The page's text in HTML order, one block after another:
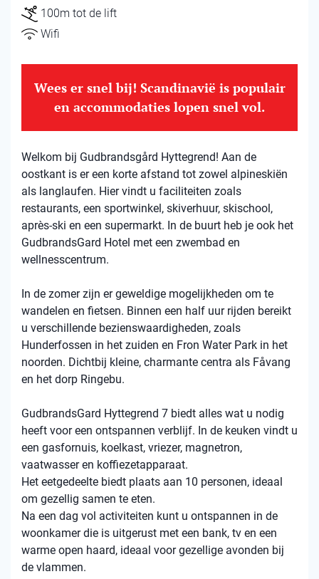
100m tot de lift
Wifi
Wees er snel bij! Scandinavië is populair
en accommodaties lopen snel vol.
Welkom bij Gudbrandsgård Hyttegrend! Aan de
oostkant is er een korte afstand tot zowel alpineskiën
als langlaufen. Hier vindt u faciliteiten zoals
restaurants, een sportwinkel, skiverhuur, skischool,
après-ski en een supermarkt. In de buurt heb je ook het
GudbrandsGard Hotel met een zwembad en
wellnesscentrum.
In de zomer zijn er geweldige mogelijkheden om te
wandelen en fietsen. Binnen een half uur rijden bereikt
u verschillende bezienswaardigheden, zoals
Hunderfossen in het zuiden en Fron Water Park in het
noorden. Dichtbij kleine, charmante centra als Fåvang
en het dorp Ringebu.
GudbrandsGard Hyttegrend 7 biedt alles wat u nodig
heeft voor een ontspannen verblijf. In de keuken vindt u
een gasfornuis, koelkast, vriezer, magnetron,
vaatwasser en koffiezetapparaat.
Het eetgedeelte biedt plaats aan 10 personen, ideaal
om gezellig samen te eten.
Na een dag vol activiteiten kunt u ontspannen in de
woonkamer die is uitgerust met een bank, tv en een
warme open haard, ideaal voor gezellige avonden bij
de vlammen.